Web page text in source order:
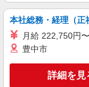
本社総務・経理（
月給 222,750円
豊中市
詳細を見